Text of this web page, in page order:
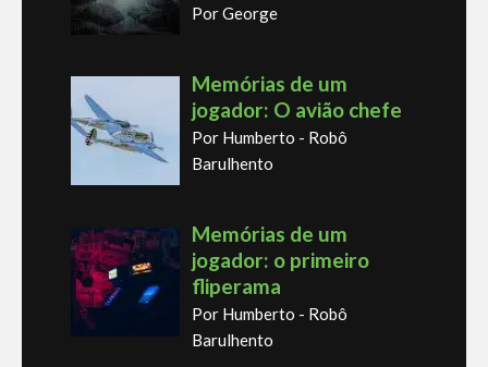
Por George
Memórias de um
jogador: O avião chefe
Por Humberto - Robô
Barulhento
Memórias de um
jogador: o primeiro
fliperama
Por Humberto - Robô
Barulhento